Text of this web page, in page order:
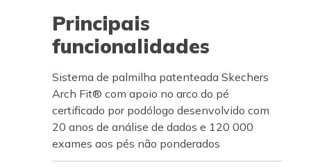
Principais
funcionalidades
Sistema de palmilha patenteada Skechers
Arch Fit® com apoio no arco do pé
certificado por podólogo desenvolvido com
20 anos de análise de dados e 120 000
exames aos pés não ponderados